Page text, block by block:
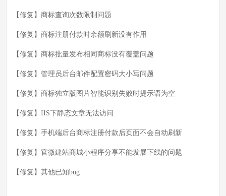
【修复】商标查询次数限制问题
【修复】商标注册付款时余额刷新没有作用
【修复】商标批量发布相同商标没有覆盖问题
【修复】管理员后台邮件配置密码大小写问题
【修复】商标独立版图片智能识别失败时提示语为空
【修复】IIS下静态文章无法访问
【修复】手机端后台商标注册付款后页面不会自动刷新
【修复】官微建站商城小程序分享不能发展下线的问题
【修复】其他已知bug